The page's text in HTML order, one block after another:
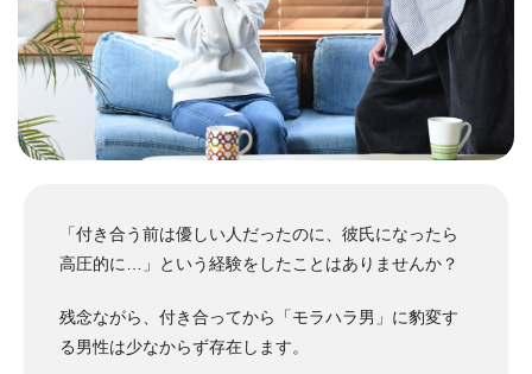
「付き合う前は優しい人だったのに、彼氏になったら
高圧的に…」という経験をしたことはありませんか？
残念ながら、付き合ってから「モラハラ男」に豹変す
る男性は少なからず存在します。